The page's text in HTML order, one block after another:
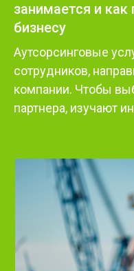
занимается и как
бизнесу
Аутсорсинговые
сотрудников,
компании. Чтобы
партнера, изучают